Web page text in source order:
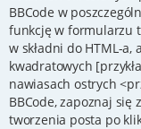
BBCode w
funkcję w formularzu
w składni do HTML-
kwadratowych
nawiasach ostrych
BBCode, zapoznaj
tworzenia posta po